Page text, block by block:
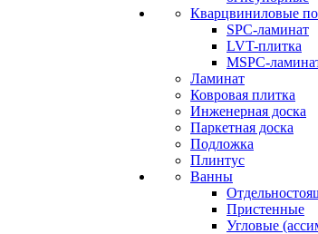
Кварцвиниловые
SPC-ламинат
LVT-плитка
MSPC-
Ламинат
Ковровая плитка
Инженерная доска
Паркетная доска
Подложка
Плинтус
Ванны
Пристенные
Угловые